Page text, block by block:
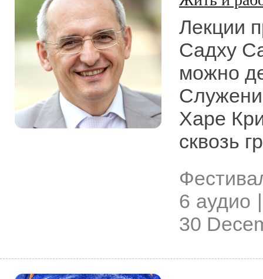
Лекции
Садху
можно
Харе
сквозь
6 аудио
30